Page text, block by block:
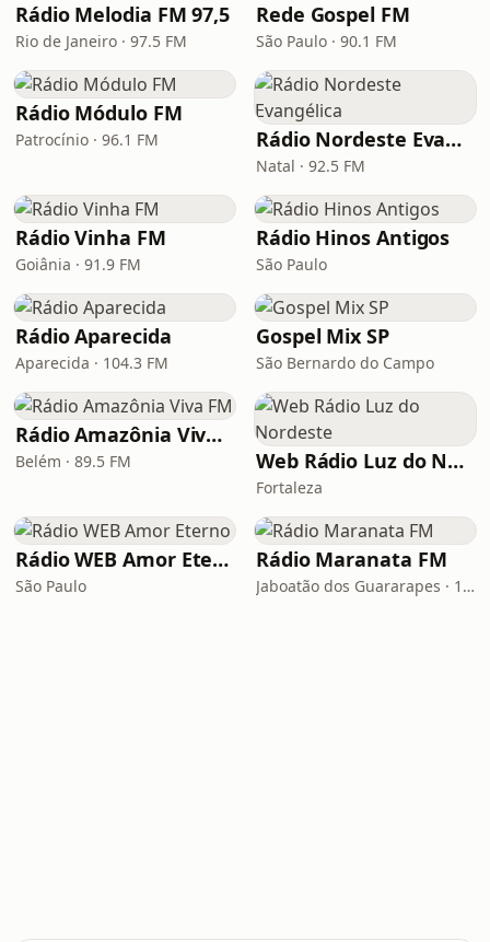
Rádio Melodia FM 97,5
Rio de Janeiro · 97.5 FM
Rede Gospel FM
São Paulo · 90.1 FM
Rádio Módulo FM
Patrocínio · 96.1 FM Rádio Nordeste Evangélica
Natal · 92.5 FM
Rádio Vinha FM
Goiânia · 91.9 FM
Rádio Hinos Antigos
São Paulo
Rádio Aparecida
Aparecida · 104.3 FM
Gospel Mix SP
São Bernardo do Campo
Rádio Amazônia Viva FM
Belém · 89.5 FM Web Rádio Luz do Nordeste
Fortaleza
Rádio WEB Amor Eterno
São Paulo
Rádio Maranata FM
Jaboatão dos Guararapes · 103.9 FM